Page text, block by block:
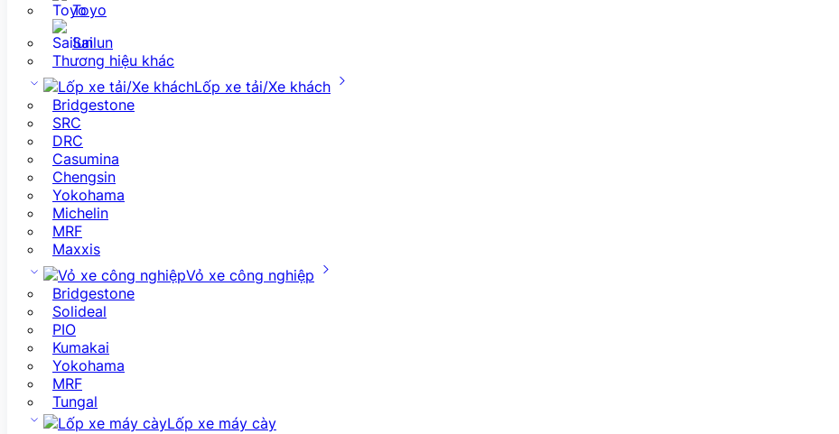
Toyo
Sailun
Thương hiệu khác
Lốp xe tải/Xe khách
Bridgestone
SRC
DRC
Casumina
Chengsin
Yokohama
Michelin
MRF
Maxxis
Vỏ xe công nghiệp
Bridgestone
Solideal
PIO
Kumakai
Yokohama
MRF
Tungal
Lốp xe máy cày